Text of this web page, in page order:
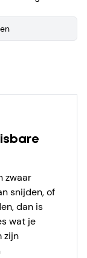
je een
zwaar
snijden, of
dan is
wat je
zijn